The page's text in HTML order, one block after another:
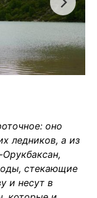
оно
ледников, а из
стекающие
и несут в